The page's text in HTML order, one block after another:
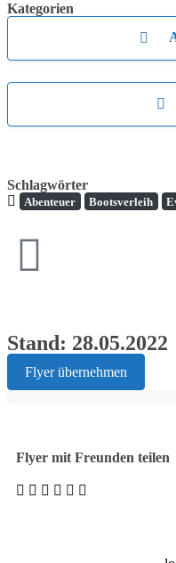
Kategorien
Schlagwörter
Abenteuer Bootsverleih
Stand: 28.05.2022
Flyer übernehmen
Flyer mit Freunden teilen